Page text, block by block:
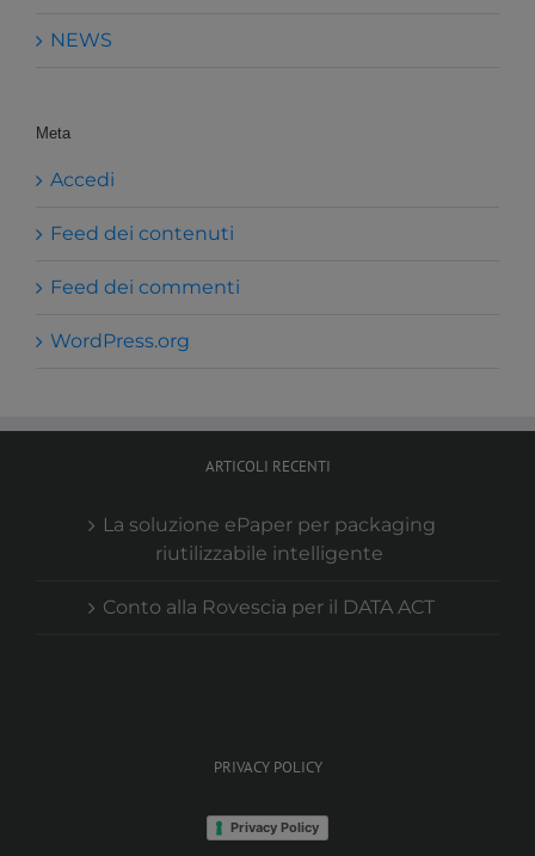
NEWS
Meta
Accedi
Feed dei contenuti
Feed dei commenti
WordPress.org
ARTICOLI RECENTI
La soluzione ePaper per packaging
riutilizzabile intelligente
Conto alla Rovescia per il DATA ACT
PRIVACY POLICY
Privacy Policy